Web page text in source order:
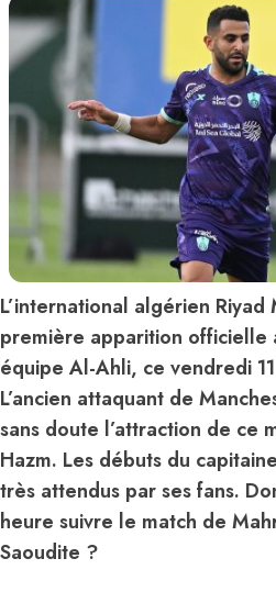
L’international algérien Riyad
première apparition officielle
équipe Al-Ahli, ce vendredi
L’ancien attaquant de
sans doute l’attraction de ce
Hazm. Les débuts du
très attendus par ses fans.
heure suivre le match de
Saoudite ?